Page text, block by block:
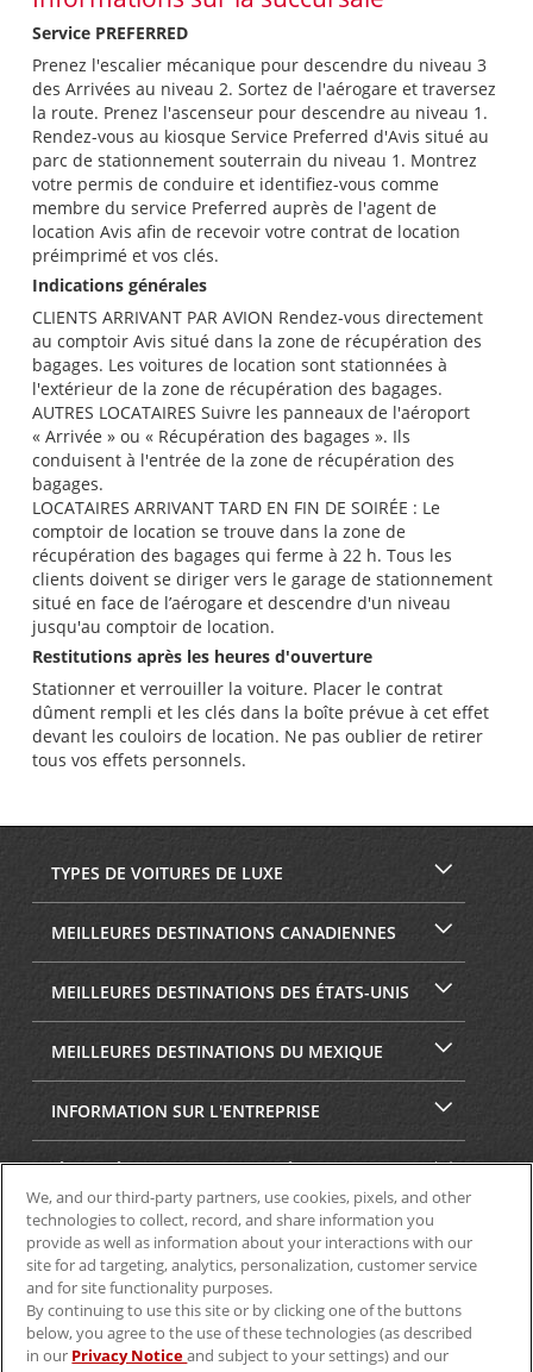
Service PREFERRED
Prenez l'escalier mécanique pour descendre du niveau 3
des Arrivées au niveau 2. Sortez de l'aérogare et traversez
la route. Prenez l'ascenseur pour descendre au niveau 1.
Rendez-vous au kiosque Service Preferred d'Avis situé au
parc de stationnement souterrain du niveau 1. Montrez
votre permis de conduire et identifiez-vous comme
membre du service Preferred auprès de l'agent de
location Avis afin de recevoir votre contrat de location
préimprimé et vos clés.
Indications générales
CLIENTS ARRIVANT PAR AVION Rendez-vous directement
au comptoir Avis situé dans la zone de récupération des
bagages. Les voitures de location sont stationnées à
l'extérieur de la zone de récupération des bagages.
AUTRES LOCATAIRES Suivre les panneaux de l'aéroport
« Arrivée » ou « Récupération des bagages ». Ils
conduisent à l'entrée de la zone de récupération des
bagages.
LOCATAIRES ARRIVANT TARD EN FIN DE SOIRÉE : Le
comptoir de location se trouve dans la zone de
récupération des bagages qui ferme à 22 h. Tous les
clients doivent se diriger vers le garage de stationnement
situé en face de l’aérogare et descendre d'un niveau
jusqu'au comptoir de location.
Restitutions après les heures d'ouverture
Stationner et verrouiller la voiture. Placer le contrat
dûment rempli et les clés dans la boîte prévue à cet effet
devant les couloirs de location. Ne pas oublier de retirer
tous vos effets personnels.
TYPES DE VOITURES DE LUXE
MEILLEURES DESTINATIONS CANADIENNES
MEILLEURES DESTINATIONS DES ÉTATS-UNIS
MEILLEURES DESTINATIONS DU MEXIQUE
INFORMATION SUR L'ENTREPRISE
SÉCURITÉ ET CONFIDENTIALITÉ
We, and our third-party partners, use cookies, pixels, and other
technologies to collect, record, and share information you
provide as well as information about your interactions with our
site for ad targeting, analytics, personalization, customer service
and for site functionality purposes.
By continuing to use this site or by clicking one of the buttons
below, you agree to the use of these technologies (as described
in our Privacy Noticeand subject to your settings) and our